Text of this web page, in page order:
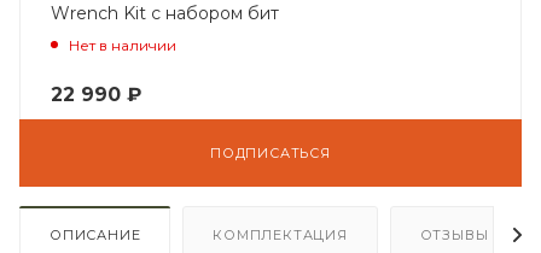
Wrench Kit с набором бит
Нет в наличии
22 990 ₽
ПОДПИСАТЬСЯ
ОПИСАНИЕ КОМПЛЕКТАЦИЯ ОТЗЫВЫ